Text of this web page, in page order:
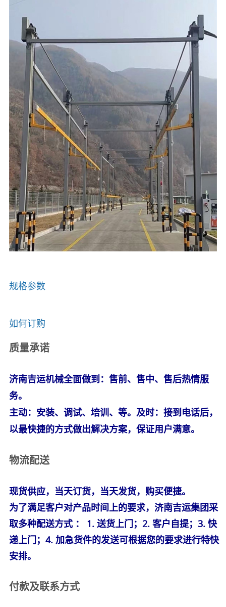
规格参数
如何订购
质量承诺
济南吉运机械全面做到：售前、售中、售后热情服
务。
主动：安装、调试、培训、等。及时：接到电话后，
以最快捷的方式做出解决方案，保证用户满意。
物流配送
现货供应，当天订货，当天发货，购买便捷。
为了满足客户对产品时间上的要求，济南吉运集团采
取多种配送方式 ： 1. 送货上门；2. 客户自提；3. 快
递上门；4. 加急货件的发送可根据您的要求进行特快
安排。
付款及联系方式